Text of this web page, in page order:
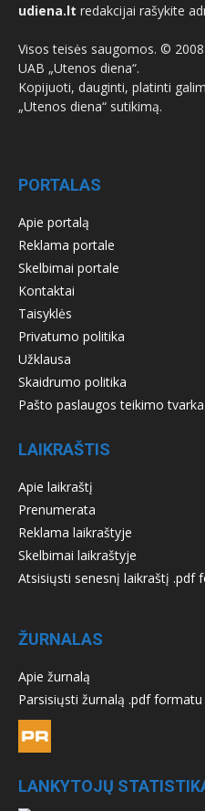
udiena.lt redakcijai rašykite
Visos teisės saugomos. ©
UAB „Utenos diena“.
Kopijuoti, dauginti, platinti
„Utenos diena“ sutikimą.
PORTALAS
Apie portalą
Reklama portale
Skelbimai portale
Kontaktai
Taisyklės
Privatumo politika
Užklausa
Skaidrumo politika
Pašto paslaugos teikimo tvarka
LAIKRAŠTIS
Apie laikraštį
Prenumerata
Reklama laikraštyje
Skelbimai laikraštyje
Atsisiųsti senesnį laikraštį .pdf
ŽURNALAS
Apie žurnalą
Parsisiųsti žurnalą .pdf formatu
LANKYTOJŲ